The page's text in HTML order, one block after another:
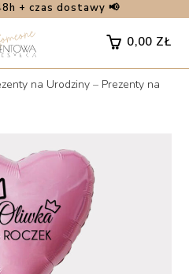
+ czas dostawy 📢
0,00 ZŁ
na Urodziny – Prezenty na